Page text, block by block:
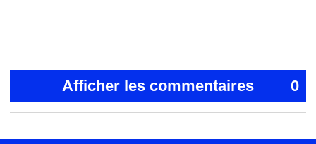
Afficher les commentaires 0